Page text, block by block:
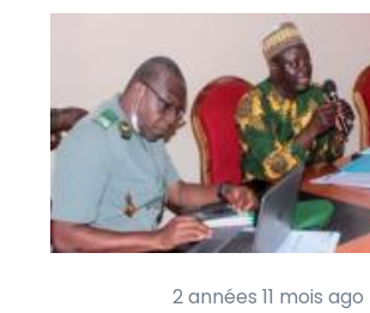
2 années 11 mois ago